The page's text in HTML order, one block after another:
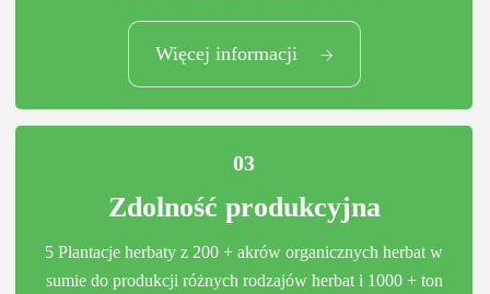
Norma jakości
Więcej informacji
03
Zdolność produkcyjna
5 Plantacje herbaty z 200 + akrów organicznych herbat w
sumie do produkcji różnych rodzajów herbat i 1000 + ton